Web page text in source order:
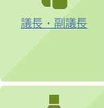
議長・副議長